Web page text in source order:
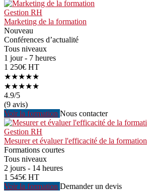
Gestion RH
Marketing de la formation
Nouveau
Conférences d’actualité
Tous niveaux
1 jour - 7 heures
1 250€ HT
★★★★★
★★★★★
4.9/5
(9 avis)
Voir la formation Nous contacter
Gestion RH
Mesurer et évaluer l'efficacité de la formation
Formations courtes
Tous niveaux
2 jours - 14 heures
1 545€ HT
Voir la formation Demander un devis